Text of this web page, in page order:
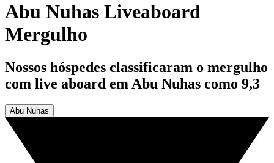
Abu Nuhas Liveaboard
Mergulho
Nossos hóspedes classificaram o mergulho
com live aboard em Abu Nuhas como 9,3
Abu Nuhas